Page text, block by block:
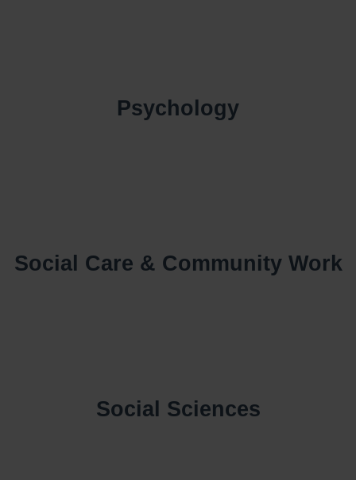
Psychology
Social Care & Community Work
Social Sciences